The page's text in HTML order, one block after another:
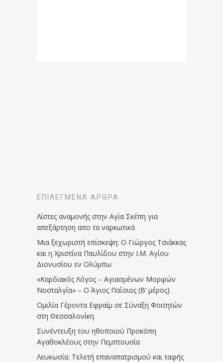
ΕΠΙΛΕΓΜΈΝΑ ΆΡΘΡΑ
Λίστες αναμονής στην Αγία Σκέπη για
απεξάρτηση απο τα ναρκωτικά
Μια ξεχωριστή επίσκεψη: Ο Γιώργος Τσιάκκας
και η Χριστίνα Παυλίδου στην Ι.Μ. Αγίου
Διονυσίου εν Ολύμπω
«Καρδιακός Λόγος – Αγιασμένων Μορφών
Νοσταλγία» – Ο Άγιος Παΐσιος (Β’ μέρος)
Ομιλία Γέροντα Εφραίμ σε Σύναξη Φοιτητών
στη Θεσσαλονίκη
Συνέντευξη του ηθοποιού Προκόπη
Αγαθοκλέους στην Πεμπτουσία
Λευκωσία: Τελετή επαναπατρισμού και ταφής